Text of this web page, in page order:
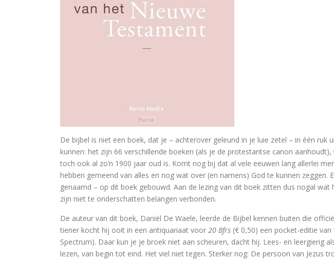
In Praise of Doubt
Bruiloft (I, II) Preken over het Hooglied
Waar blijft de kerk?
Bach’s Personal copy of Calov’s Bible Commentary
Bardot, Fallaci, Houellebecq en Wilders….
Allesomvattende onderwijsleer. Didactica magna
Meursault: contre-enquête
Tegenwoordigheid van geest als Europese uitdaging
De bijbel is niet een boek, dat je – achterover geleund in je luie zetel – in één ruk
kunnen: het zijn 66 verschillende boeken (als je de protestantse canon
toch ook al zo’n 1900 jaar oud is. Komt nog bij dat al vele eeuwen lang allerlei
hebben gemeend van alles en nog wat over (en namens) God te kunnen zeggen.
genaamd – op dit boek gebouwd. Aan de lezing van dit boek zitten dus nogal
zijn niet te onderschatten belangen verbonden.
De auteur van dit boek, Daniël De Waele, leerde de Bijbel kennen buiten die
tiener kocht hij ooit in een antiquariaat voor 20 Bfrs (€ 0,50) een pocket-editie van
Spectrum). Daar kun je je broek niet aan scheuren, dacht hij. Lees- en leergierig
lezen, van begin tot eind. Het viel niet tegen. Sterker nog: De persoon van Jezus